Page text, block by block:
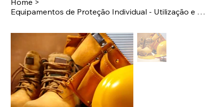
Home >
Equipamentos de Proteção Individual - Utilização e Manutenção - 4hs